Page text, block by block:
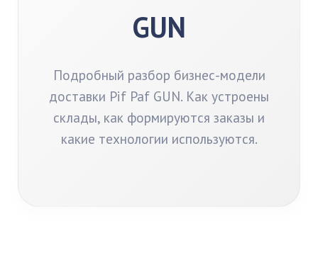
GUN
Подробный разбор бизнес-модели
доставки Pif Paf GUN. Как устроены
склады, как формируются заказы и
какие технологии используются.